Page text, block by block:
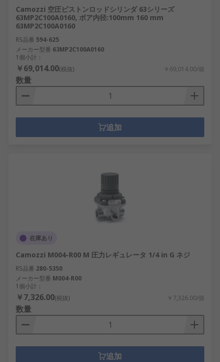
Camozzi 空圧ピストンロッドシリンダ 63シリーズ
63MP2C100A0160, ボア内径:100mm 160 mm
63MP2C100A0160
RS品番 594-625
メーカー型番 63MP2C100A0160
1個小計：
￥69,014.00(税抜) ￥69,014.00/個
数量
追加
在庫あり
Camozzi M004-R00 M 圧力レギュレータ 1/4 in G ネジ
RS品番 280-5350
メーカー型番 M004-R00
1個小計：
￥7,326.00(税抜) ￥7,326.00/個
数量
追加